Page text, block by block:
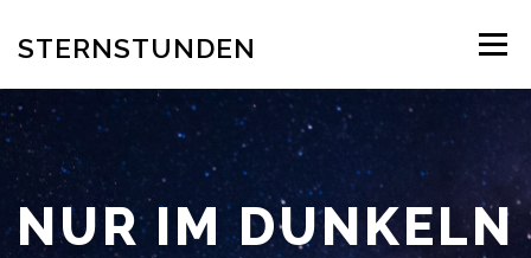
springen
STERNSTUNDEN Menü
AUTOR EINBLICK INS BUCH BESTELLUNG
REZENSION BLOG LESERSTIMMEN KONTAKT
NUR IM DUNKELN